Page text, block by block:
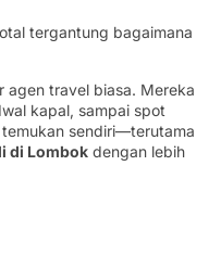
tergantung bagaimana
agen travel biasa. Mereka
kapal, sampai spot
sendiri—terutama
di Lombok dengan lebih